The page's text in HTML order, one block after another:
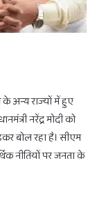
के अन्य राज्यों में हुए
नरेंद्र मोदी को
बोल रहा है। सीएम
नीतियों पर जनता के